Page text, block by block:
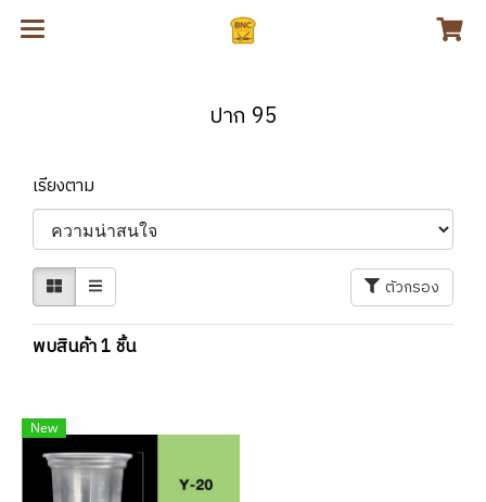
ปาก 95
เรียงตาม
ตัวกรอง
พบสินค้า 1 ชิ้น
New